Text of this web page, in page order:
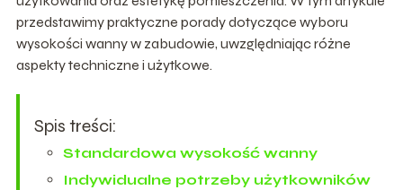
przedstawimy praktyczne porady dotyczące wyboru
wysokości wanny w zabudowie, uwzględniając różne
aspekty techniczne i użytkowe.
Spis treści:
Standardowa wysokość wanny
Indywidualne potrzeby użytkowników